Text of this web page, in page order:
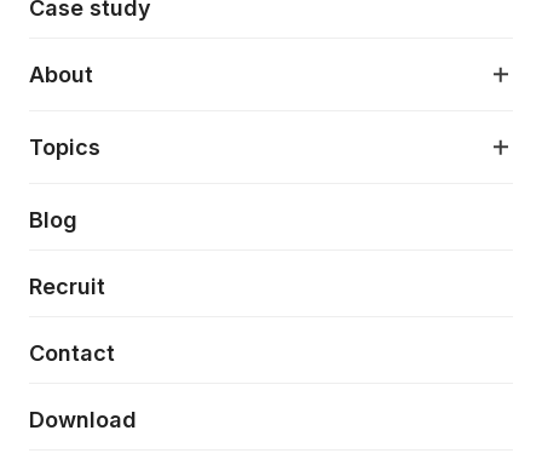
AI駆動開発支援
モダナイゼーション
特徴量エンジニアリングと生成AI
デザインシステム構築支援
フロントエンド開発
Case study
About
About
当社が目指しているもの
Topics
Press release
News
Event/Seminer
Blog
Recruit
Contact
Download